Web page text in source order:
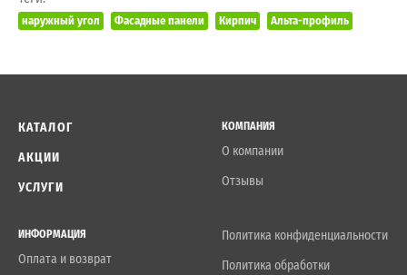
наружный угол Фасадные панели Кирпич Альта-профиль
КАТАЛОГ
АКЦИИ
УСЛУГИ
КОМПАНИЯ
О компании
Отзывы
ИНФОРМАЦИЯ
Оплата и возврат
Политика конфиденциальности
Политика обработки